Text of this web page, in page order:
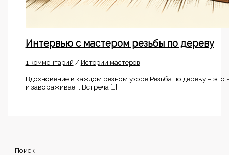
Интервью с мастером резьбы по дереву
1 комментарий / Истории мастеров
Вдохновение в каждом резном узоре Резьба по дереву –
и завораживает. Встреча […]
Поиск